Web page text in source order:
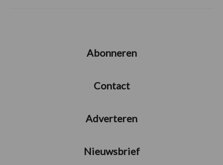
Abonneren
Contact
Adverteren
Nieuwsbrief